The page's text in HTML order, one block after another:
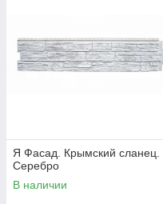
Я Фасад. Крымский сланец.
Серебро
В наличии